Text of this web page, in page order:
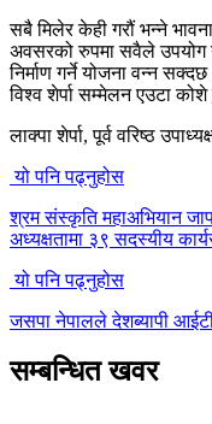
सबै मिलेर केही गरौं भन्ने
अवसरको रुपमा सवैले उपयोग
निर्माण गर्ने योजना वन्न
विश्व शेर्पा सम्मेलन एउटा
लाक्पा शेर्पा, पूर्व वरिष्ठ
यो पनि पढ्नुहोस
श्रम संस्कृति महाअभियान
अध्यक्षतामा ३९ सदस्यीय
यो पनि पढ्नुहोस
जसपा नेपालले देशब्यापी आईटी
सम्बन्धित खवर